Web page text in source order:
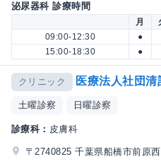
泌尿器科 診療時間
月
09:00-12:30
●
15:00-18:30
●
クリニック 医療法人社団
土曜診察 日曜診察
診療科： 皮膚科
〒2740825 千葉県船橋市前原